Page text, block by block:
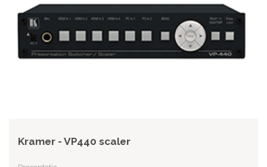
Kramer - VP440 scaler